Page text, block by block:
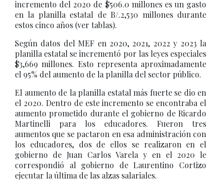
incremento del 2020 de $506.0 millones es un gasto
en la planilla estatal de B/.2,530 millones durante
estos cinco años (ver tablas).
Según datos del MEF en 2020, 2021, 2022 y 2023 la
planilla estatal se incrementó por las leyes especiales
$3,669 millones. Esto representa aproximadamente
el 95% del aumento de la planilla del sector público.
El aumento de la planilla estatal más fuerte se dio en
el 2020. Dentro de este incremento se encontraba el
aumento prometido durante el gobierno de Ricardo
Martinelli para los educadores. Fueron tres
aumentos que se pactaron en esa administración con
los educadores, dos de ellos se realizaron en el
gobierno de Juan Carlos Varela y en el 2020 le
correspondió al gobierno de Laurentino Cortizo
ejecutar la última de las alzas salariales.